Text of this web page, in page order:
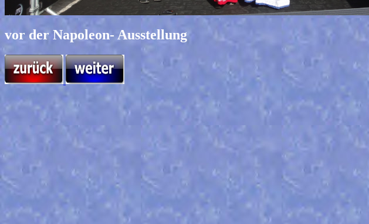
vor der Napoleon- Ausstellung